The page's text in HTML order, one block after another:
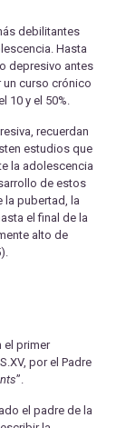
debilitantes
Hasta
depresivo antes
un curso crónico
10 y el 50%.
recuerdan
estudios que
la adolescencia
de estos
la pubertad, la
el final de la
alto de
el primer
por el Padre
”.
el padre de la